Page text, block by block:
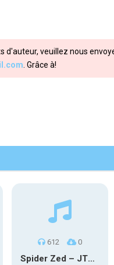
d'auteur, veuillez nous
. Grâce à!
612 0
Spider Zed – JTM OU TG